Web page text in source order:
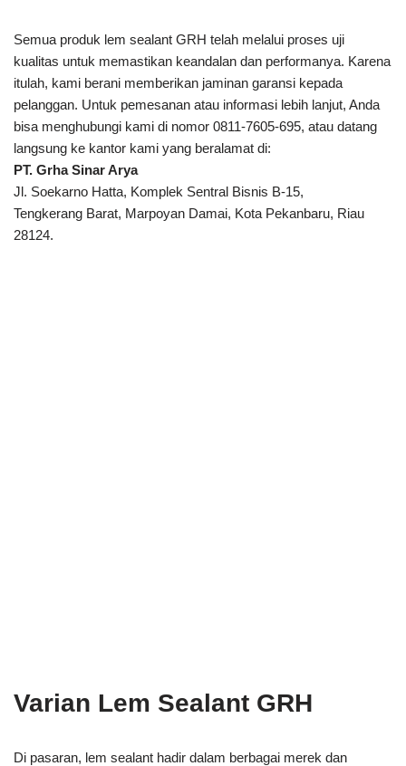
Semua produk lem sealant GRH telah melalui proses uji
kualitas untuk memastikan keandalan dan performanya. Karena
itulah, kami berani memberikan jaminan garansi kepada
pelanggan. Untuk pemesanan atau informasi lebih lanjut, Anda
bisa menghubungi kami di nomor 0811-7605-695, atau datang
langsung ke kantor kami yang beralamat di:
PT. Grha Sinar Arya
Jl. Soekarno Hatta, Komplek Sentral Bisnis B-15,
Tengkerang Barat, Marpoyan Damai, Kota Pekanbaru, Riau
28124.
Varian Lem Sealant GRH
Di pasaran, lem sealant hadir dalam berbagai merek dan